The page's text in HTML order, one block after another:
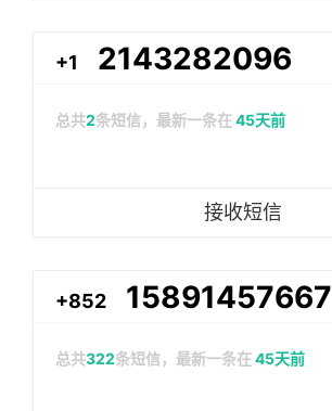
+1 2143282096
总共2条短信，最新一条在45天前
接收短信
+852 15891457667
总共322条短信，最新一条在45天前